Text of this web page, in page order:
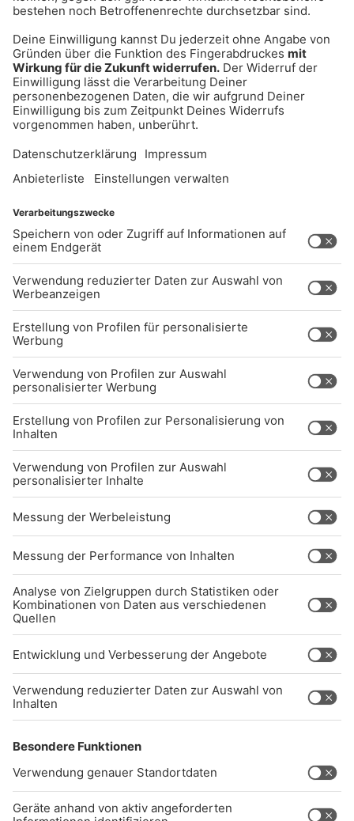
UNTERNEHMEN
Kontakt
Jobs
Sendeempfang
Über uns
BARRIEREFREIHEIT: WIR ARBEITEN DERZEIT
AKTIV DARAN, UNSERE WEBSITE
BARRIEREFREI ZU GESTALTEN - GEMÄSS D
EN ANFORDERUNGEN DES B
ARRIEREFREIHEITSSTÄRKUNGSGESETZES. W
ENN SIE AUF BARRIEREN STOSSEN ODER UN
NTAKTIEREN SIE UNS GERNE.
Studio-Hotline
(089) 38 38 38 38
info@radiogong.de
Impressum